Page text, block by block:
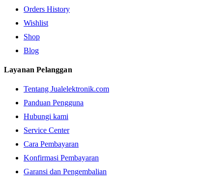
Orders History
Wishlist
Shop
Blog
Layanan Pelanggan
Tentang Jualelektronik.com
Panduan Pengguna
Hubungi kami
Service Center
Cara Pembayaran
Konfirmasi Pembayaran
Garansi dan Pengembalian